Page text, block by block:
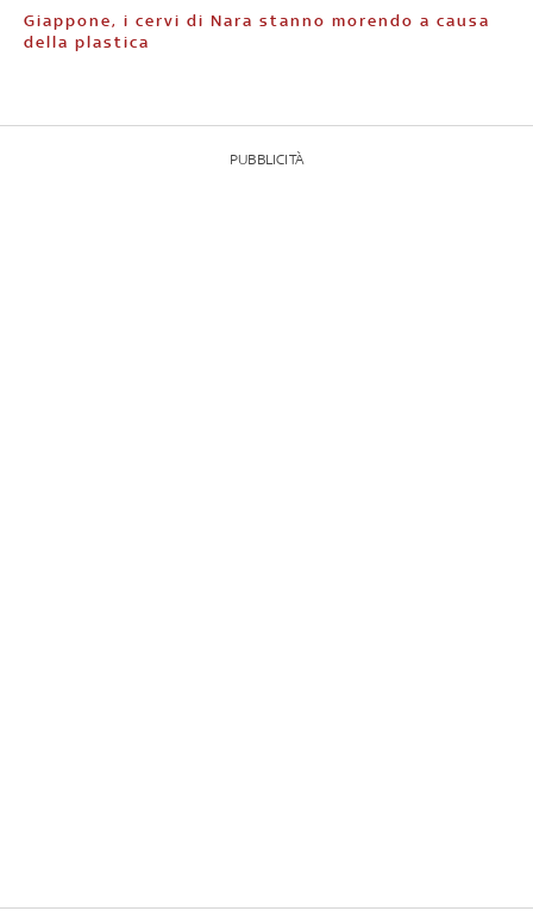
Giappone, i cervi di Nara stanno morendo a causa
della plastica
PUBBLICITÀ